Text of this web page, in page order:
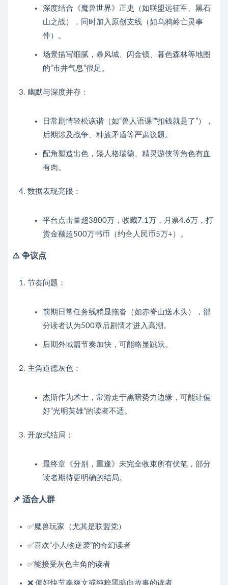
深度结合《魔兽世界》正史（如联盟远征军、黑石
山之战），同时加入原创支线（如乌鸦岭亡灵事
件）。
场景描写细腻，暴风城、闪金镇、暮色森林等地图
的“市井气息”很足。
幽默与深度并存：
日常剧情轻松诙谐（如“兽人语课”“扣钱就是了”），
后期涉及战争、种族矛盾等严肃议题。
配角塑造出色，矮人格瑞德、精灵游侠等角色有血
有肉。
数据表现亮眼：
平台点击量超3800万，收藏7.1万，月票4.6万，打
赏金额超500万书币（约合人民币5万+）。
⚠️ 争议点
节奏问题：
前期日常任务线稍显拖沓（如赤脊山送木头），部
分读者认为500章后剧情才进入高潮。
后期外域篇节奏加快，可能略显跳跃。
主角道德灰色：
杰斯作为术士，常游走于黑暗势力边缘，可能让偏
好“光明英雄”的读者不适。
开放式结局：
最终章《分别，重逢》未完全收束所有伏笔，部分
读者期待更明确的结局。
📌 适合人群
✅魔兽玩家（尤其是联盟党）
✅喜欢“小人物逆袭”的奇幻读者
✅能接受灰色主角的读者
❌ 偏好快节奏爽文或纯粹黑暗向故事的读者